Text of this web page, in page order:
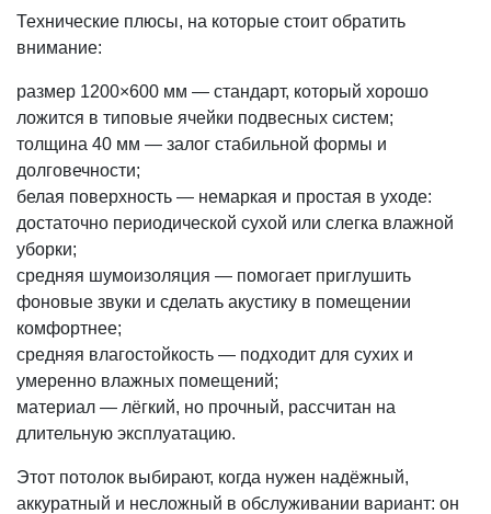
Технические плюсы, на которые стоит обратить
внимание:
размер 1200×600 мм — стандарт, который хорошо
ложится в типовые ячейки подвесных систем;
толщина 40 мм — залог стабильной формы и
долговечности;
белая поверхность — немаркая и простая в уходе:
достаточно периодической сухой или слегка влажной
уборки;
средняя шумоизоляция — помогает приглушить
фоновые звуки и сделать акустику в помещении
комфортнее;
средняя влагостойкость — подходит для сухих и
умеренно влажных помещений;
материал — лёгкий, но прочный, рассчитан на
длительную эксплуатацию.
Этот потолок выбирают, когда нужен надёжный,
аккуратный и несложный в обслуживании вариант: он